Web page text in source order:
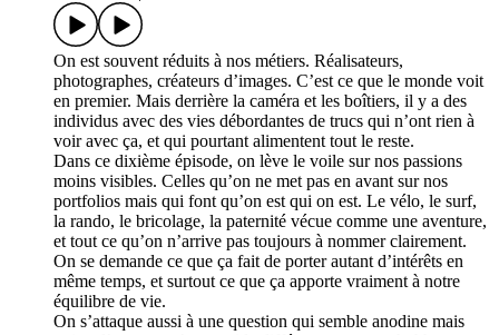
On est souvent réduits à nos métiers. Réalisateurs,
photographes, créateurs d’images. C’est ce que le monde voit
en premier. Mais derrière la caméra et les boîtiers, il y a des
individus avec des vies débordantes de trucs qui n’ont rien à
voir avec ça, et qui pourtant alimentent tout le reste.
Dans ce dixième épisode, on lève le voile sur nos passions
moins visibles. Celles qu’on ne met pas en avant sur nos
portfolios mais qui font qu’on est qui on est. Le vélo, le surf,
la rando, le bricolage, la paternité vécue comme une aventure,
et tout ce qu’on n’arrive pas toujours à nommer clairement.
On se demande ce que ça fait de porter autant d’intérêts en
même temps, et surtout ce que ça apporte vraiment à notre
équilibre de vie.
On s’attaque aussi à une question qui semble anodine mais